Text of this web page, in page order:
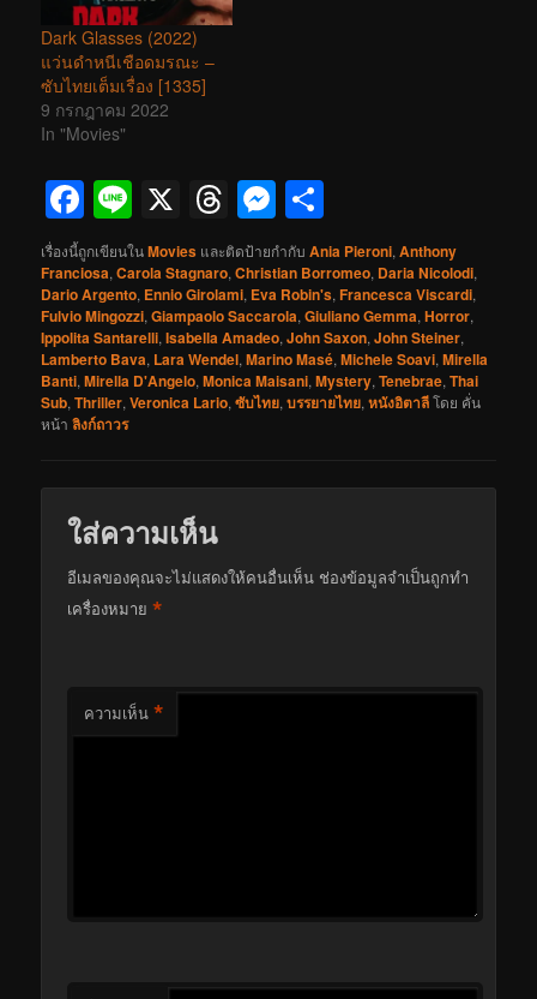
Dark Glasses (2022)
แว่นดำหนีเชือดมรณะ –
ซับไทยเต็มเรื่อง [1335]
9 กรกฎาคม 2022
In "Movies"
Facebook
Line
X Threads
Messenger
เรื่องนี้ถูกเขียนในMovies และติดป้ายกำกับAnia Pieroni,Anthony
Franciosa,Carola Stagnaro,Christian Borromeo, Daria Nicolodi,
Dario Argento, Ennio Girolami, Eva Robin's,Francesca Viscardi,
Fulvio Mingozzi,Giampaolo Saccarola,Giuliano Gemma,Horror,
Ippolita Santarelli,Isabella Amadeo,John Saxon,John Steiner,
Lamberto Bava, Lara Wendel,Marino Masé,Michele Soavi,Mirella
Banti,Mirella D'Angelo,Monica Maisani,Mystery,Tenebrae,Thai
Sub,Thriller,Veronica Lario,ซับไทย,บรรยายไทย,หนังอิตาลีโดย คั่น
หน้าลิงก์ถาวร
ใส่ความเห็น
อีเมลของคุณจะไม่แสดงให้คนอื่นเห็น ช่องข้อมูลจำเป็นถูกทำ
เครื่องหมาย*
ความเห็น *